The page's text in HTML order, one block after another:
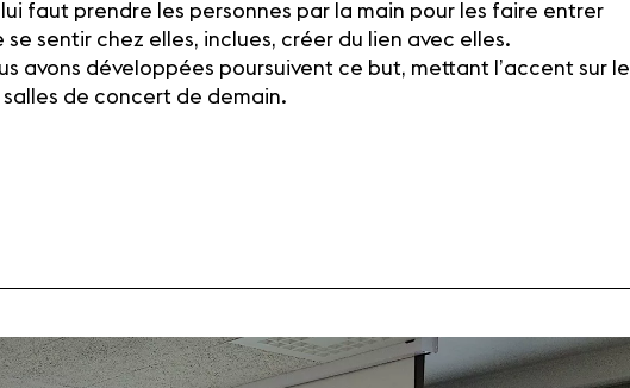
faut prendre les personnes par la main pour les faire entrer
sentir chez elles, inclues, créer du lien avec elles.
avons développées poursuivent ce but, mettant l’accent sur le
de concert de demain.